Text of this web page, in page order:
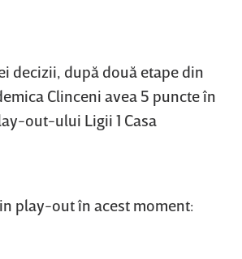
decizii, după două etape din
Clinceni avea 5 puncte în
out-ului Ligii 1 Casa
play-out în acest moment: